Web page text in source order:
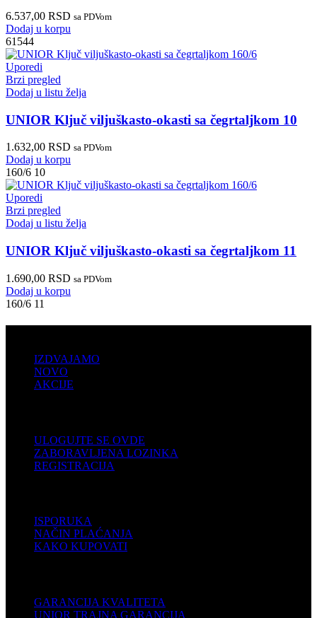
6.537,00 RSD sa PDVom
Dodaj u korpu
61544
Uporedi
Brzi pregled
Dodaj u listu želja
UNIOR Ključ viljuškasto-okasti sa čegrtaljkom 10
1.632,00 RSD sa PDVom
Dodaj u korpu
160/6 10
Uporedi
Brzi pregled
Dodaj u listu želja
UNIOR Ključ viljuškasto-okasti sa čegrtaljkom 11
1.690,00 RSD sa PDVom
Dodaj u korpu
160/6 11
IZDVAJAMO
NOVO
AKCIJE
ULOGUJTE SE OVDE
ZABORAVLJENA LOZINKA
REGISTRACIJA
ISPORUKA
NAČIN PLAĆANJA
KAKO KUPOVATI
GARANCIJA KVALITETA
UNIOR TRAJNA GARANCIJA